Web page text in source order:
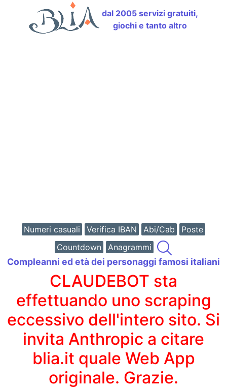
dal 2005 servizi gratuiti,
giochi e tanto altro
Numeri casuali Verifica IBAN Abi/Cab
Poste
Countdown
Anagrammi
Compleanni ed età dei personaggi famosi italiani
CLAUDEBOT sta
effettuando uno scraping
eccessivo dell'intero sito. Si
invita Anthropic a citare
blia.it quale Web App
originale. Grazie.